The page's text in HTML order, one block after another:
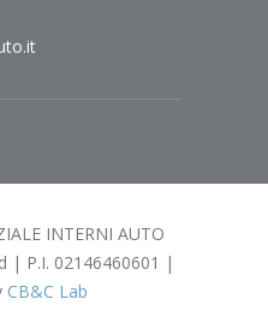
INTERNI AUTO
| P.I. 02146460601 |
CB&C Lab